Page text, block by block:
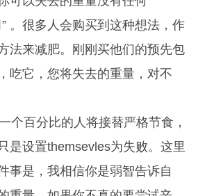
。很多人会购买到这种想法，作
法来减肥。刚刚买他们的预先包
吃它，您将失去的重量，对不
个百分比的人将接替严格节食，
是设置themsevles为失败。这里
事是，我相信你是弱智告诉自